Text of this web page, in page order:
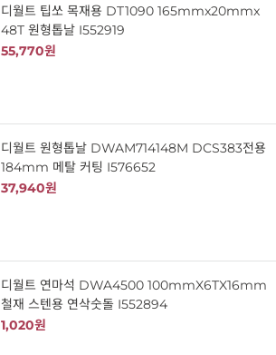
디월트 팁쏘 목재용 DT1090 165mmx20mmx
48T 원형톱날 I552919
55,770원
디월트 원형톱날 DWAM714148M DCS383전용
184mm 메탈 커팅 I576652
37,940원
디월트 연마석 DWA4500 100mmX6TX16mm
철재 스텐용 연삭숫돌 I552894
1,020원